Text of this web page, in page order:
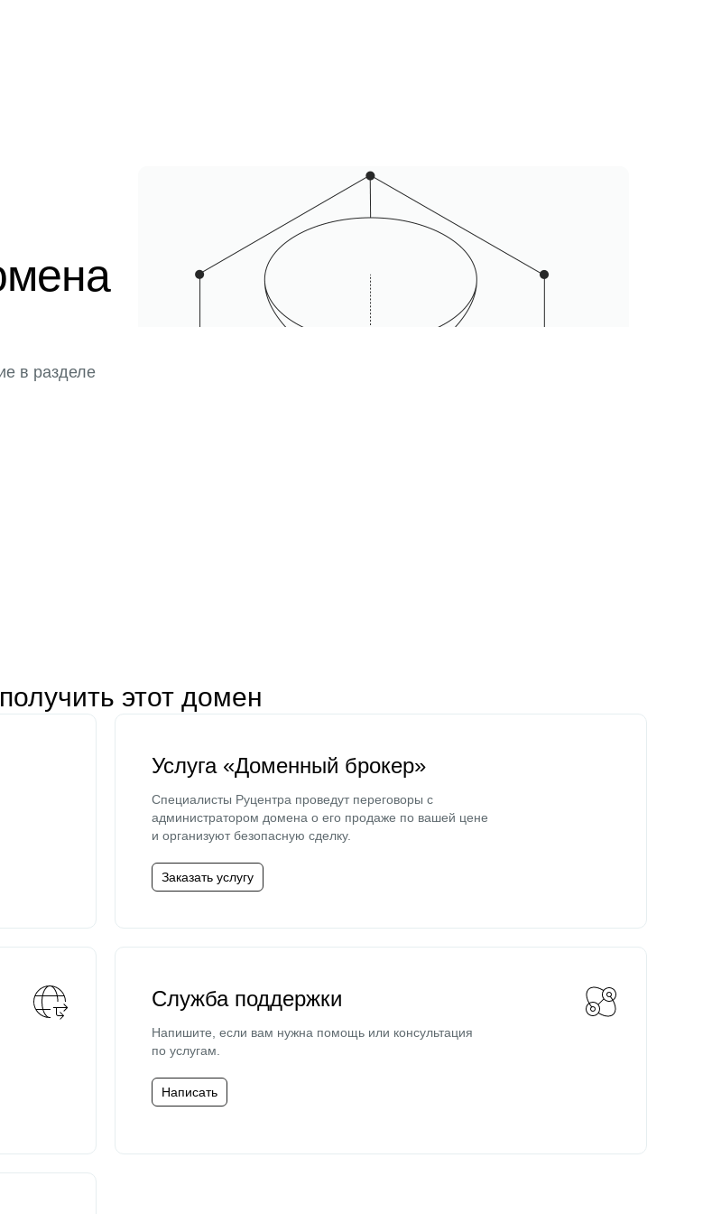
в разделе
этот домен
Услуга «Доменный брокер»
Специалисты Руцентра проведут переговоры с
администратором домена о его продаже по вашей цене
и организуют безопасную сделку.
Заказать услугу
Служба поддержки
Напишите, если вам нужна помощь или консультация
по услугам.
Написать